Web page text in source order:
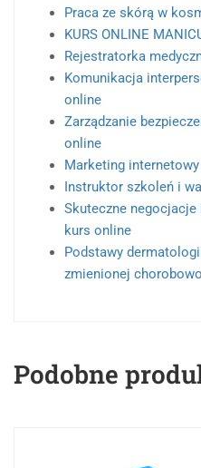
Praca ze skórą w
KURS ONLINE
Rejestratorka
Komunikacja
online
Zarządzanie
online
Marketing
Instruktor szkoleń i
Skuteczne
kurs online
Podstawy
zmienionej
Podobne